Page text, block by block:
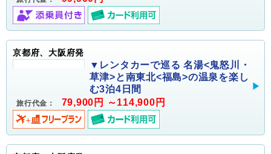
京都府、大阪府発
▼レンタカーで巡る 名湯<鬼怒川・
草津>と南東北<福島>の温泉を楽し
む3泊4日間
旅行代金： 79,900円 ～114,900円